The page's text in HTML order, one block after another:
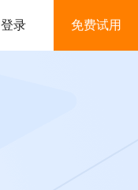
登录 免费试用